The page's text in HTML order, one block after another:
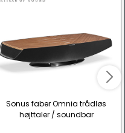
Sonus faber Omnia trådløs
højttaler / soundbar